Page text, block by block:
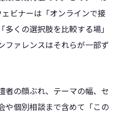
ェビナーは「オンラインで接
くの選択肢を比較する場」
ファレンスはそれらが一部ず
者の顔ぶれ、テーマの幅、セ
や個別相談まで含めて「この